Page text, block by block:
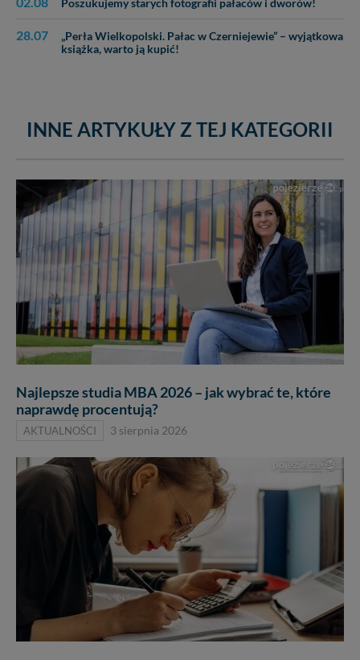
Poszukujemy starych fotografii pałaców i dworów!
28.07
„Perła Wielkopolski. Pałac w Czerniejewie” – wyjątkowa
książka, warto ją kupić!
INNE ARTYKUŁY Z TEJ KATEGORII
Najlepsze studia MBA 2026 – jak wybrać te, które
naprawdę procentują?
AKTUALNOŚCI 3 sierpnia 2026
tych plików - w pewnych przypadkach nie możemy tego
zrobić za Ciebie.
wakacje...